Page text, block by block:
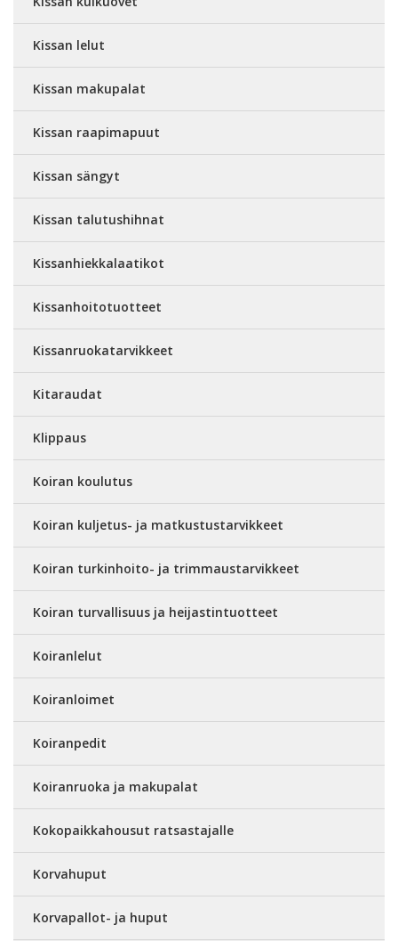
Kissan lelut
Kissan makupalat
Kissan raapimapuut
Kissan sängyt
Kissan talutushihnat
Kissanhiekkalaatikot
Kissanhoitotuotteet
Kissanruokatarvikkeet
Kitaraudat
Klippaus
Koiran koulutus
Koiran kuljetus- ja matkustustarvikkeet
Koiran turkinhoito- ja trimmaustarvikkeet
Koiran turvallisuus ja heijastintuotteet
Koiranlelut
Koiranloimet
Koiranpedit
Koiranruoka ja makupalat
Kokopaikkahousut ratsastajalle
Korvahuput
Korvapallot- ja huput